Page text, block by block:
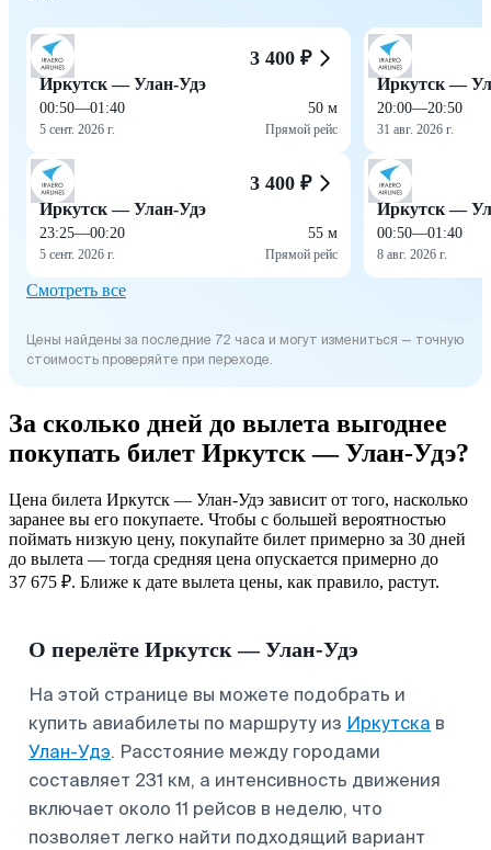
3 400 ₽
Иркутск — Улан-Удэ
00:50—01:40
5 сент. 2026 г.
50 м
Прямой рейс
3 400 ₽
Иркутск — Улан-Удэ
23:25—00:20
5 сент. 2026 г.
55 м
Прямой рейс
Иркутск —
20:00—20:50
31 авг. 2026 г.
Иркутск —
00:50—01:40
8 авг. 2026 г.
Смотреть все
Цены найдены за последние 72 часа и могут измениться — точную
стоимость проверяйте при переходе.
За сколько дней до вылета выгоднее
покупать билет Иркутск — Улан-Удэ?
Цена билета Иркутск — Улан-Удэ зависит от того, насколько
заранее вы его покупаете. Чтобы с большей вероятностью
поймать низкую цену, покупайте билет примерно за 30 дней
до вылета — тогда средняя цена опускается примерно до
37 675 ₽. Ближе к дате вылета цены, как правило, растут.
О перелёте Иркутск — Улан-Удэ
На этой странице вы можете подобрать и
купить авиабилеты по маршруту из Иркутска в
Улан-Удэ. Расстояние между городами
составляет 231 км, а интенсивность движения
включает около 11 рейсов в неделю, что
позволяет легко найти подходящий вариант